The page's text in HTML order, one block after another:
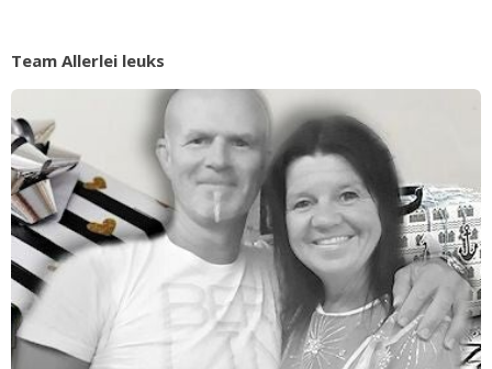
Team Allerlei leuks